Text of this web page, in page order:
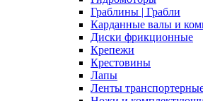
Граблины | Грабли
Карданные валы и
Диски фрикционные
Крепежи
Крестовины
Лапы
Ленты